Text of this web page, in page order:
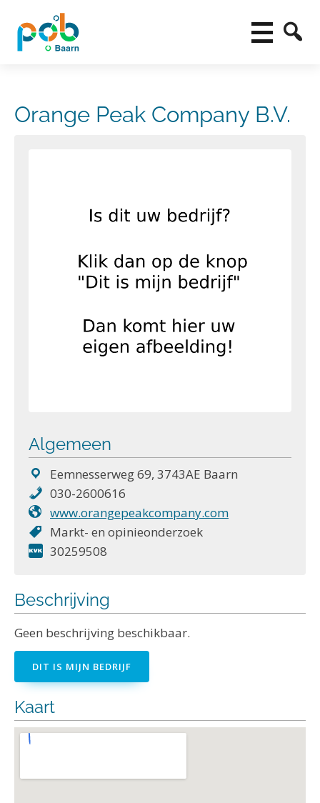
Orange Peak Company B.V.
Algemeen
Eemnesserweg 69, 3743AE Baarn
030-2600616
www.orangepeakcompany.com
Markt- en opinieonderzoek
30259508
Beschrijving
Geen beschrijving beschikbaar.
DIT IS MIJN BEDRIJF
Kaart